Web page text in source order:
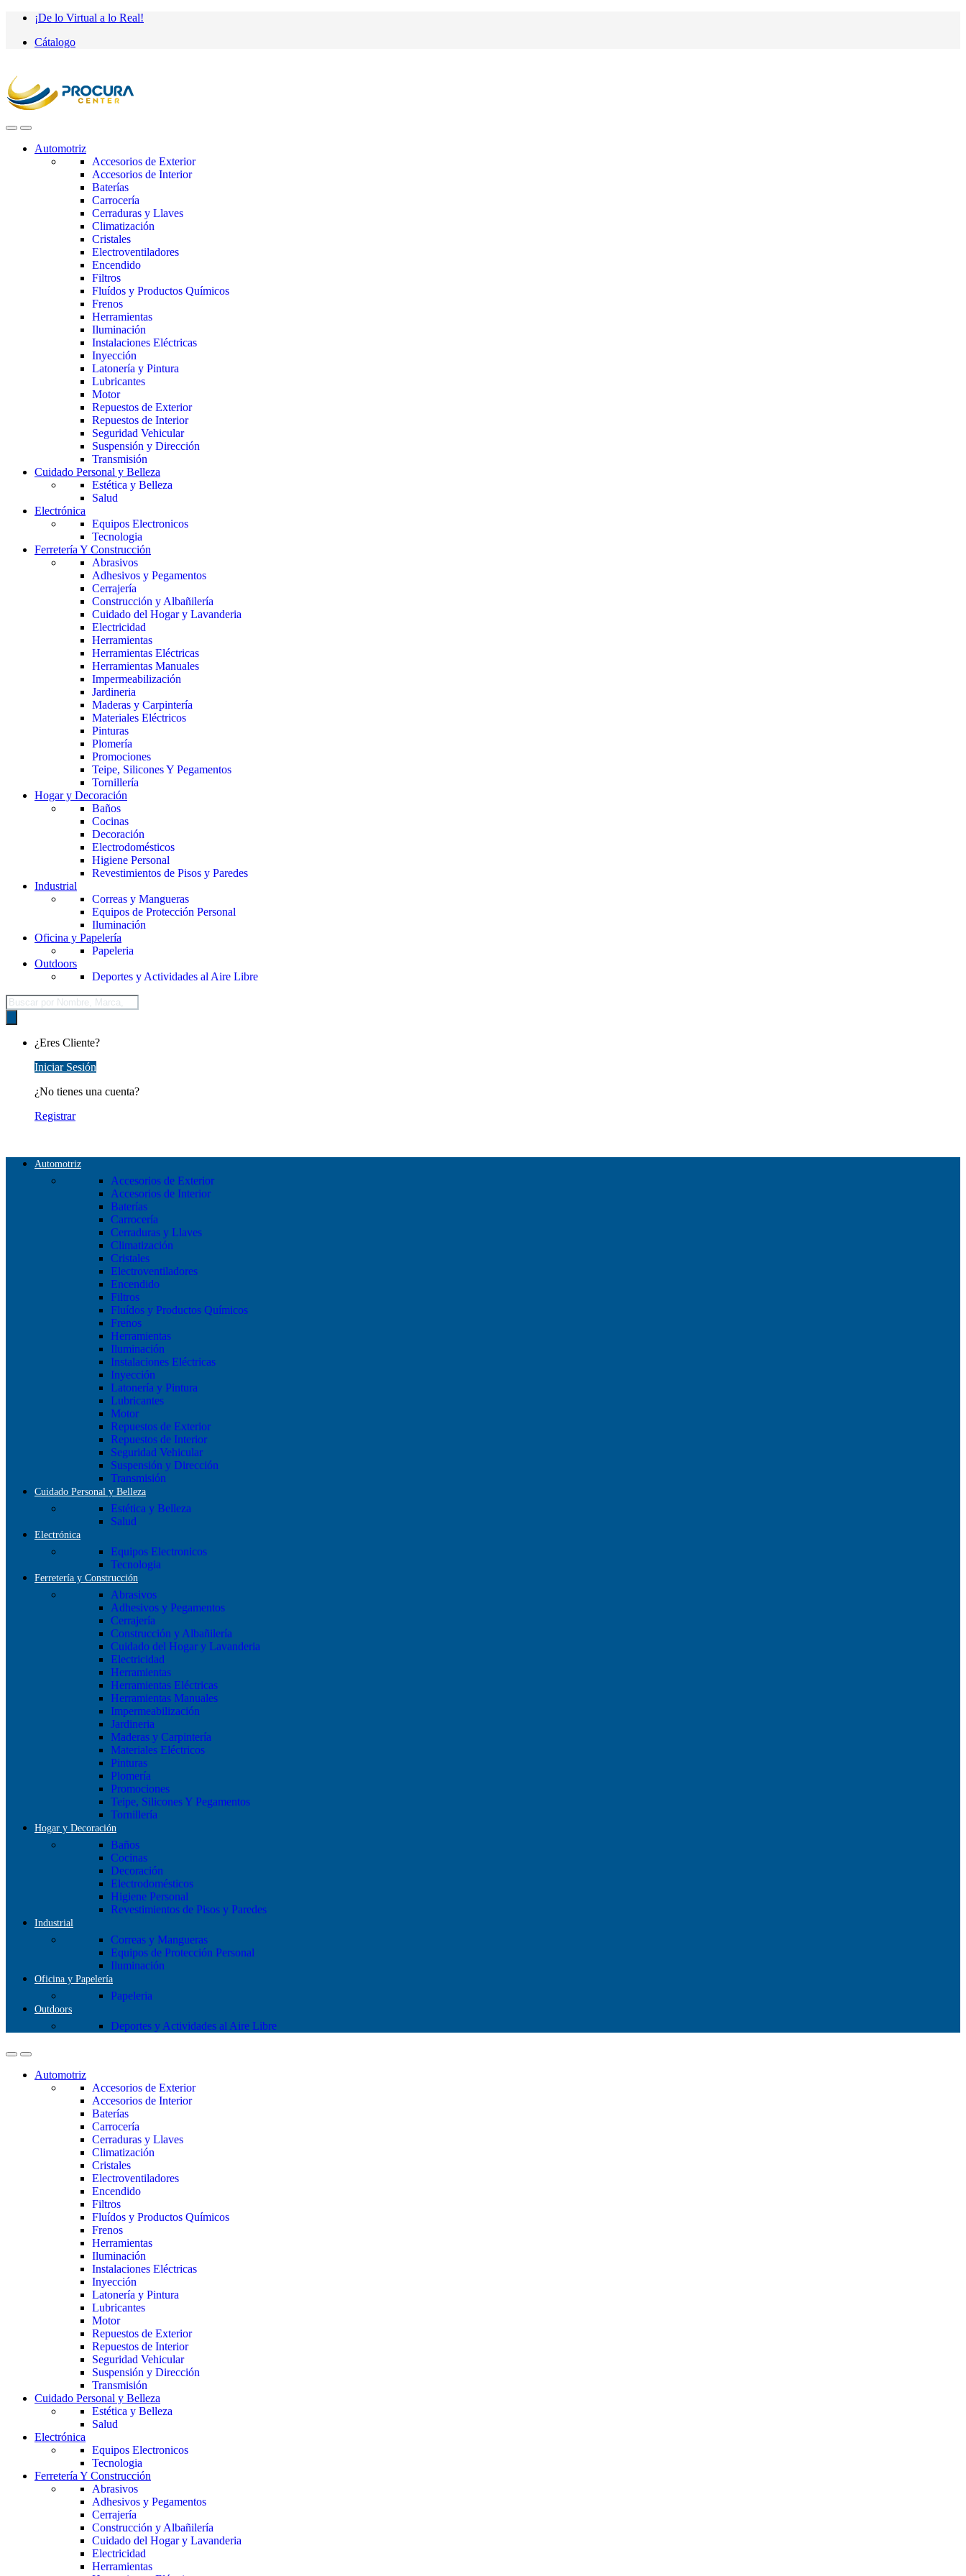
Saltar
navegación
saltar
contenido
¡De lo Virtual a lo Real!
Cátalogo
Automotriz
Accesorios de Exterior
Accesorios de Interior
Baterías
Carrocería
Cerraduras y Llaves
Climatización
Cristales
Electroventiladores
Encendido
Filtros
Fluídos y Productos Químicos
Frenos
Herramientas
Iluminación
Instalaciones Eléctricas
Inyección
Latonería y Pintura
Lubricantes
Motor
Repuestos de Exterior
Repuestos de Interior
Seguridad Vehicular
Suspensión y Dirección
Transmisión
Cuidado Personal y Belleza
Estética y Belleza
Salud
Electrónica
Equipos Electronicos
Tecnologia
Ferretería Y Construcción
Abrasivos
Adhesivos y Pegamentos
Cerrajería
Construcción y Albañilería
Cuidado del Hogar y Lavanderia
Electricidad
Herramientas
Herramientas Eléctricas
Herramientas Manuales
Impermeabilización
Jardineria
Maderas y Carpintería
Materiales Eléctricos
Pinturas
Plomería
Promociones
Teipe, Silicones Y Pegamentos
Tornillería
Hogar y Decoración
Baños
Cocinas
Decoración
Electrodomésticos
Higiene Personal
Revestimientos de Pisos y Paredes
Industrial
Correas y Mangueras
Equipos de Protección Personal
Iluminación
Oficina y Papelería
Papeleria
Outdoors
Deportes y Actividades al Aire Libre
Búsqueda
de
productos
¿Eres Cliente?
Iniciar Sesión
¿No tienes una cuenta?
Registrar
Automotriz
Accesorios de Exterior
Accesorios de Interior
Baterías
Carrocería
Cerraduras y Llaves
Climatización
Cristales
Electroventiladores
Encendido
Filtros
Fluídos y Productos Químicos
Frenos
Herramientas
Iluminación
Instalaciones Eléctricas
Inyección
Latonería y Pintura
Lubricantes
Motor
Repuestos de Exterior
Repuestos de Interior
Seguridad Vehicular
Suspensión y Dirección
Transmisión
Cuidado Personal y Belleza
Estética y Belleza
Salud
Electrónica
Equipos Electronicos
Tecnologia
Ferretería y Construcción
Abrasivos
Adhesivos y Pegamentos
Cerrajería
Construcción y Albañilería
Cuidado del Hogar y Lavanderia
Electricidad
Herramientas
Herramientas Eléctricas
Herramientas Manuales
Impermeabilización
Jardineria
Maderas y Carpintería
Materiales Eléctricos
Pinturas
Plomería
Promociones
Teipe, Silicones Y Pegamentos
Tornillería
Hogar y Decoración
Baños
Cocinas
Decoración
Electrodomésticos
Higiene Personal
Revestimientos de Pisos y Paredes
Industrial
Correas y Mangueras
Equipos de Protección Personal
Iluminación
Oficina y Papelería
Papeleria
Outdoors
Deportes y Actividades al Aire Libre
Automotriz
Accesorios de Exterior
Accesorios de Interior
Baterías
Carrocería
Cerraduras y Llaves
Climatización
Cristales
Electroventiladores
Encendido
Filtros
Fluídos y Productos Químicos
Frenos
Herramientas
Iluminación
Instalaciones Eléctricas
Inyección
Latonería y Pintura
Lubricantes
Motor
Repuestos de Exterior
Repuestos de Interior
Seguridad Vehicular
Suspensión y Dirección
Transmisión
Cuidado Personal y Belleza
Estética y Belleza
Salud
Electrónica
Equipos Electronicos
Tecnologia
Ferretería Y Construcción
Abrasivos
Adhesivos y Pegamentos
Cerrajería
Construcción y Albañilería
Cuidado del Hogar y Lavanderia
Electricidad
Herramientas